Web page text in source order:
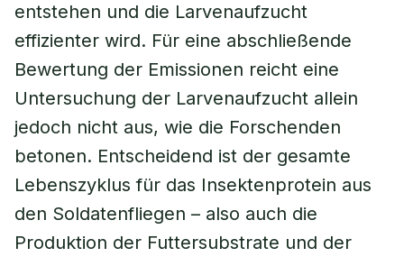
entstehen und die Larvenaufzucht
effizienter wird. Für eine abschließende
Bewertung der Emissionen reicht eine
Untersuchung der Larvenaufzucht allein
jedoch nicht aus, wie die Forschenden
betonen. Entscheidend ist der gesamte
Lebenszyklus für das Insektenprotein aus
den Soldatenfliegen – also auch die
Produktion der Futtersubstrate und der